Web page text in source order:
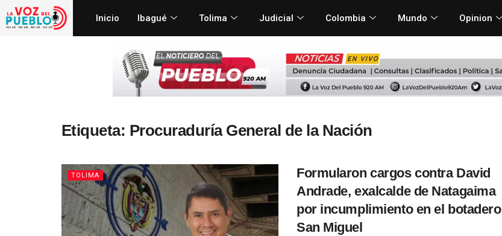
Inicio Ibagué Tolima Judicial Colombia Mundo Opinion
Etiqueta: Procuraduría General de la Nación
TOLIMA
Formularon cargos contra David
Andrade, exalcalde de Natagaima
por incumplimiento en el botadero
San Miguel